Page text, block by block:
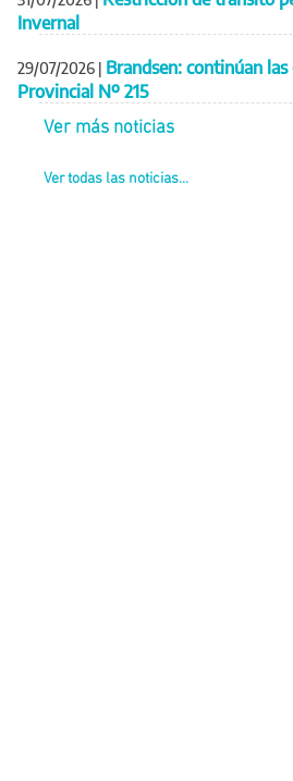
Invernal
29/07/2026 | Brandsen: continúan
Provincial Nº 215
Ver más noticias
Ver todas las noticias...